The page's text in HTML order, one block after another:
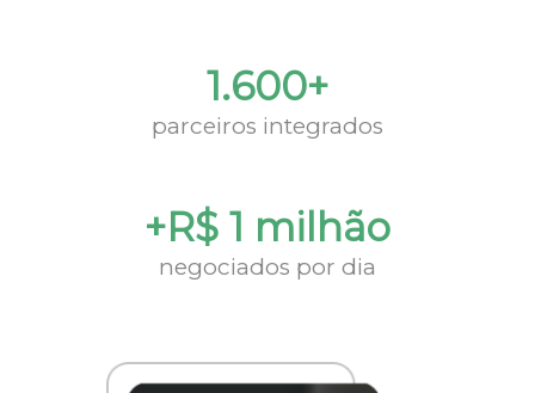
1.600+
parceiros integrados
+R$ 1 milhão
negociados por dia